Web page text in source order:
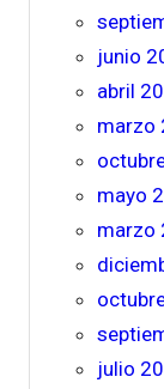
junio
abril
marzo
mayo
marzo
julio